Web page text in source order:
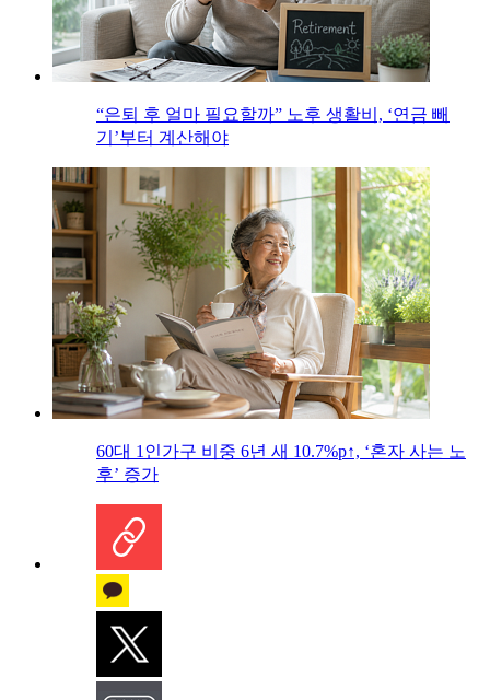
“은퇴 후 얼마 필요할까” 노후 생활비, ‘연금 빼
기’부터 계산해야
60대 1인가구 비중 6년 새 10.7%p↑, ‘혼자 사는 노
후’ 증가